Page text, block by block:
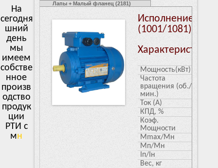
На
сегодня
шний
день
мы
имеем
собстве
нное
произв
одство
продук
ции
РТИ с
много
Лапы + Малый фланец (2181)
Исполнение:
(1001/1081)
Характеристики
Мощность(кВт)
Частота
вращения (об./
мин.)
Ток (А)
КПД, %
Коэф.
Мощности
Mmax/Mн
Мп/Мн
Iп/Iн
Вес, кг